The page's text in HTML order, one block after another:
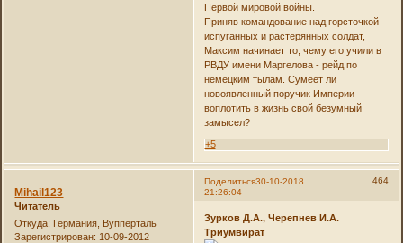
Первой мировой войны.
Приняв командование над горсточкой
испуганных и растерянных солдат,
Максим начинает то, чему его учили в
РВДУ имени Маргелова - рейд по
немецким тылам. Сумеет ли
новоявленный поручик Империи
воплотить в жизнь свой безумный
замысел?
+5
Поделиться 464
30-10-2018
21:26:04
Mihail123
Читатель
Откуда: Германия, Вупперталь
Зарегистрирован: 10-09-2012
Зурков Д.А., Черепнев И.А.
Триумвират